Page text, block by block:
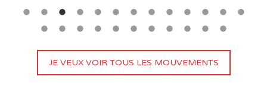
JE VEUX VOIR TOUS LES MOUVEMENTS